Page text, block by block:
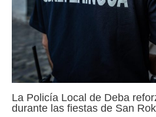
La Policía Local de Deba
durante las fiestas de San